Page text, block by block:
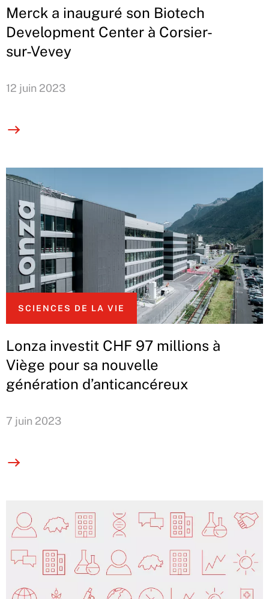
Merck a inauguré son Biotech
Development Center à Corsier-
sur-Vevey
12 juin 2023
SCIENCES DE LA VIE
Lonza investit CHF 97 millions à
Viège pour sa nouvelle
génération d’anticancéreux
7 juin 2023